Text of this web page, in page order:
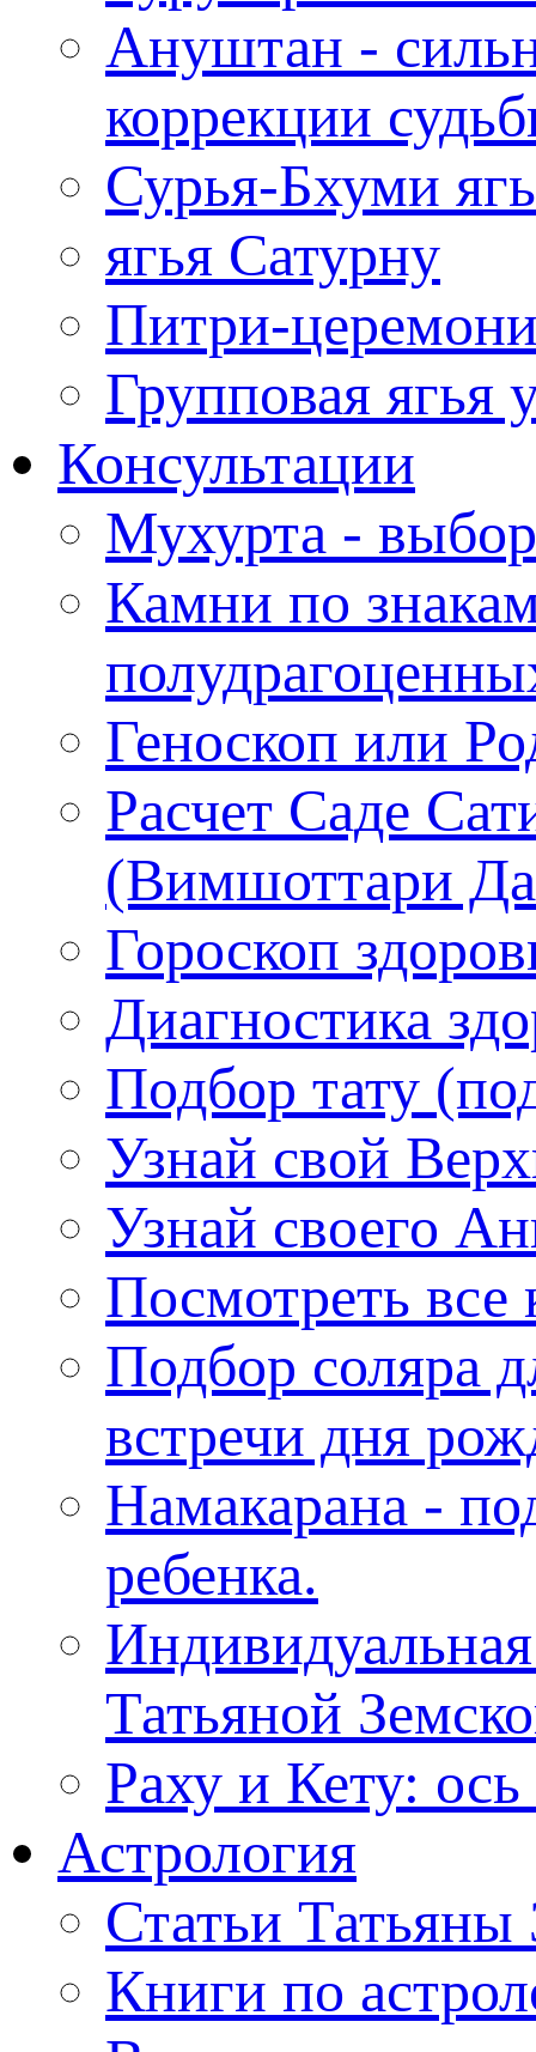
Ануштан -
коррекции
Сурья-Бхуми
ягья Сатурну
Питри-
Групповая
Консультации
Мухурта -
Камни по
Геноскоп или
Расчет Саде
(Вимшоттари
Гороскоп
Диагностика
Подбор тату
Узнай свой
Узнай своего
Посмотреть все
Подбор соляра
встречи дня
Намакарана -
ребенка.
Татьяной
Раху и Кету:
Астрология
Статьи Татьяны
Книги по